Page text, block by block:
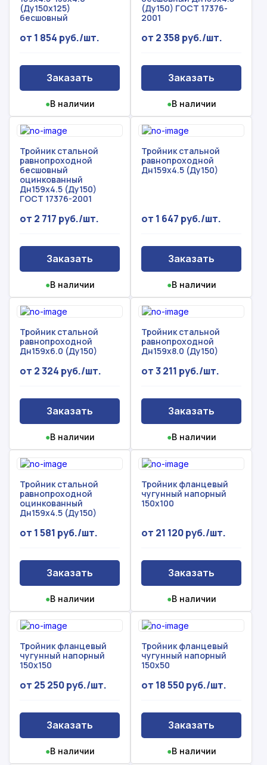
(Ду150х125)
бесшовный
от 1 854 руб./шт.
Заказать
●В наличии
(Ду150) ГОСТ 17376-
2001
от 2 358 руб./шт.
Заказать
●В наличии
Тройник стальной
равнопроходной
бесшовный
оцинкованный
Дн159х4.5 (Ду150)
ГОСТ 17376-2001
от 2 717 руб./шт.
Заказать
●В наличии
Тройник стальной
равнопроходной
Дн159х4.5 (Ду150)
от 1 647 руб./шт.
Заказать
●В наличии
Тройник стальной
равнопроходной
Дн159х6.0 (Ду150)
от 2 324 руб./шт.
Заказать
●В наличии
Тройник стальной
равнопроходной
Дн159х8.0 (Ду150)
от 3 211 руб./шт.
Заказать
●В наличии
Тройник стальной
равнопроходной
оцинкованный
Дн159х4.5 (Ду150)
от 1 581 руб./шт.
Заказать
●В наличии
Тройник фланцевый
чугунный напорный
150х100
от 21 120 руб./шт.
Заказать
●В наличии
Тройник фланцевый
чугунный напорный
150х150
от 25 250 руб./шт.
Заказать
●В наличии
Тройник фланцевый
чугунный напорный
150х50
от 18 550 руб./шт.
Заказать
●В наличии